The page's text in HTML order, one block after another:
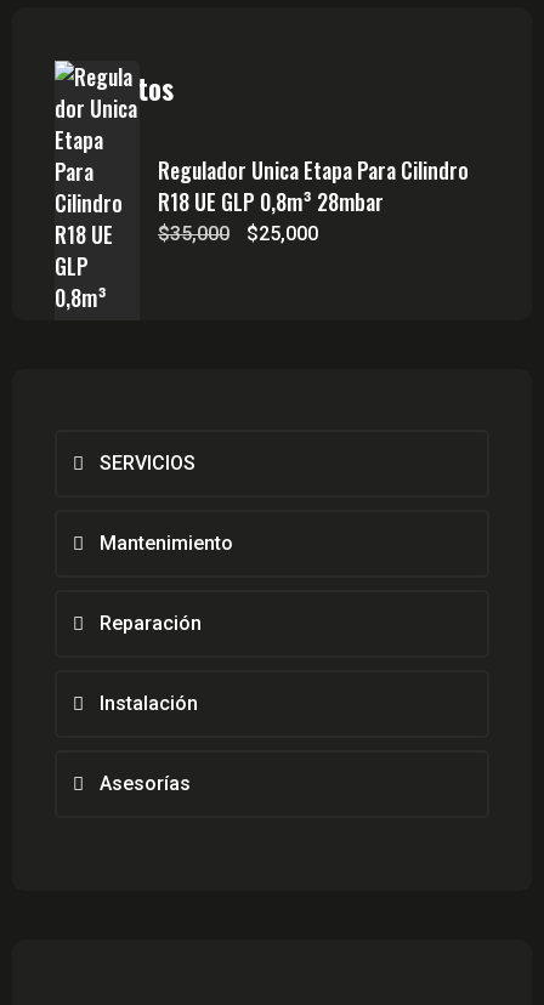
Productos
Regulador Unica Etapa Para Cilindro
R18 UE GLP 0,8m³ 28mbar
$35,000
El
$25,000El
SERVICIOS
Mantenimiento
Reparación
Instalación
Asesorías